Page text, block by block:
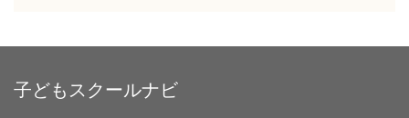
子どもスクールナビ